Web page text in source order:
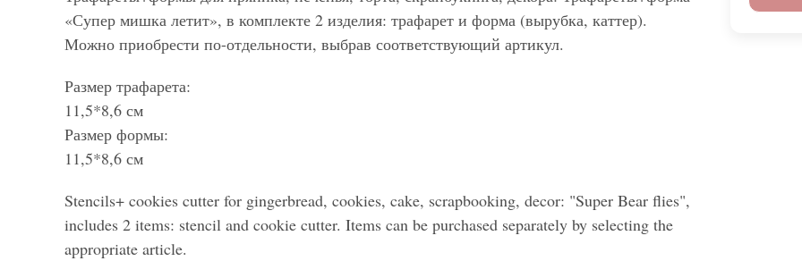
«Супер мишка летит», в комплекте 2 изделия: трафарет и форма (вырубка, каттер).
Можно приобрести по-отдельности, выбрав соответствующий артикул.
Размер трафарета:
11,5*8,6 см
Размер формы:
11,5*8,6 см
Stencils+ cookies cutter for gingerbread, cookies, cake, scrapbooking, decor: "Super Bear flies",
includes 2 items: stencil and cookie cutter. Items can be purchased separately by selecting the
appropriate article.